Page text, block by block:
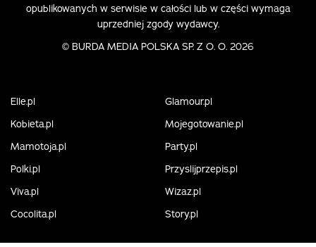
opublikowanych w serwisie w całości lub w części wymaga
uprzedniej zgody wydawcy.
© BURDA MEDIA POLSKA SP. Z O. O. 2026
Elle.pl
Glamour.pl
Kobieta.pl
Mojegotowanie.pl
Mamotoja.pl
Party.pl
Polki.pl
Przyslijprzepis.pl
Viva.pl
Wizaz.pl
Cocolita.pl
Story.pl